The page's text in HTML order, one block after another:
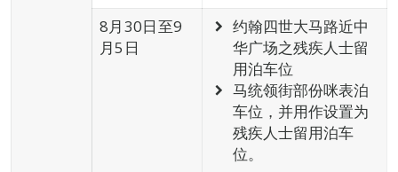
8月30日至9
月5日
约翰四世大马路近中
华广场之残疾人士留
用泊车位
马统领街部份咪表泊
车位，并用作设置为
残疾人士留用泊车
位。